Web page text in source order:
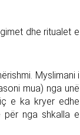
dhe ritualet e
Myslimani i
mua) nga unë
e ka kryer edhe
për nga shkalla e